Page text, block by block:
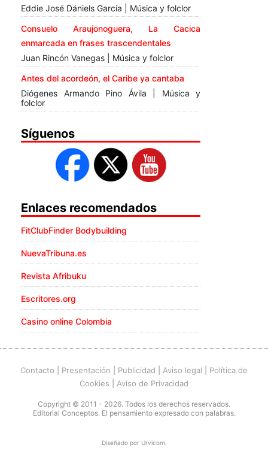
Eddie José Dániels García | Música y folclor
Consuelo Araujonoguera, La Cacica
enmarcada en frases trascendentales
Juan Rincón Vanegas | Música y folclor
Antes del acordeón, el Caribe ya cantaba
Diógenes Armando Pino Ávila | Música y
folclor
Síguenos
Enlaces recomendados
FitClubFinder Bodybuilding
NuevaTribuna.es
Revista Afribuku
Escritores.org
Casino online Colombia
Contacto Presentación Publicidad Aviso legal
Política de
Cookies
Aviso de Privacidad
Copyright © 2011 - 2026. Todos los derechos reservados.
Editorial Conceptos. El pensamiento expresado con palabras.
Diseñado por Urvicom